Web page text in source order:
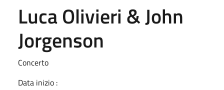
Luca Olivieri & John
Jorgenson
Concerto
Data inizio :